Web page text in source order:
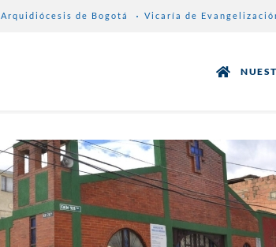
Arquidiócesis de Bogotá Vicaría de